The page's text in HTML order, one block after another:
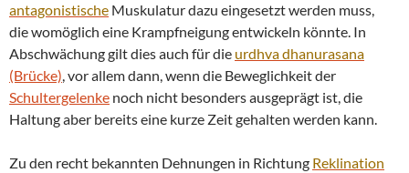
antagonistische Muskulatur dazu eingesetzt werden muss,
die womöglich eine Krampfneigung entwickeln könnte. In
Abschwächung gilt dies auch für die urdhvadhanurasana
(Brücke), vor allem dann, wenn die Beweglichkeit der
Schultergelenke noch nicht besonders ausgeprägt ist, die
Haltung aber bereits eine kurze Zeit gehalten werden kann.
Zu den recht bekannten Dehnungen in Richtung Reklination